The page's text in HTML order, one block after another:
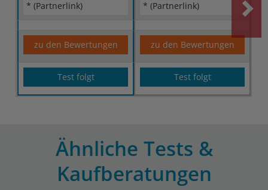
* (Partnerlink) * (Partnerlink)
zu den Bewertungen zu den Bewertungen
Test folgt Test folgt
Ähnliche Tests &
Kaufberatungen